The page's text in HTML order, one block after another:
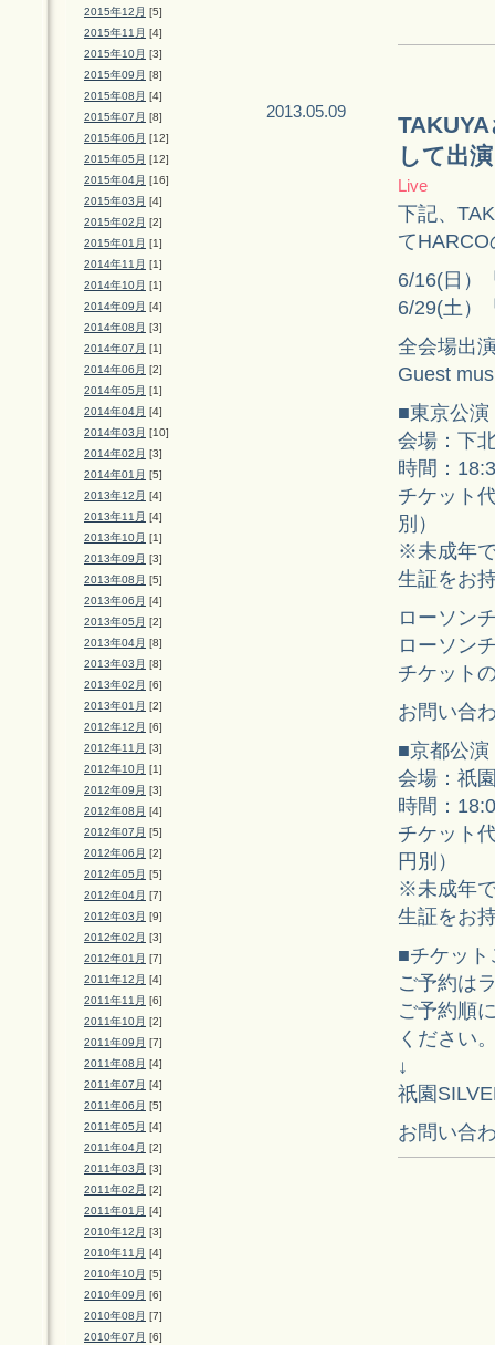
2015年12月 [5]
2015年11月 [4]
2015年10月 [3]
2015年09月 [8]
2015年08月 [4]
2015年07月 [8]
2015年06月 [12]
2015年05月 [12]
2015年04月 [16]
2015年03月 [4]
2015年02月 [2]
2015年01月 [1]
2014年11月 [1]
2014年10月 [1]
2014年09月 [4]
2014年08月 [3]
2014年07月 [1]
2014年06月 [2]
2014年05月 [1]
2014年04月 [4]
2014年03月 [10]
2014年02月 [3]
2014年01月 [5]
2013年12月 [4]
2013年11月 [4]
2013年10月 [1]
2013年09月 [3]
2013年08月 [5]
2013年06月 [4]
2013年05月 [2]
2013年04月 [8]
2013年03月 [8]
2013年02月 [6]
2013年01月 [2]
2012年12月 [6]
2012年11月 [3]
2012年10月 [1]
2012年09月 [3]
2012年08月 [4]
2012年07月 [5]
2012年06月 [2]
2012年05月 [5]
2012年04月 [7]
2012年03月 [9]
2012年02月 [3]
2012年01月 [7]
2011年12月 [4]
2011年11月 [6]
2011年10月 [2]
2011年09月 [7]
2011年08月 [4]
2011年07月 [4]
2011年06月 [5]
2011年05月 [4]
2011年04月 [2]
2011年03月 [3]
2011年02月 [2]
2011年01月 [4]
2010年12月 [3]
2010年11月 [4]
2010年10月 [5]
2010年09月 [6]
2010年08月 [7]
2010年07月 [6]
2013.05.09
して出演
Live
下記、
て
6/16(日）
6/29(土）
全会場出
Guest
■東京公演
会場：下
時間：
チケット
別）
※未成年
生証をお
ローソン
ローソン
チケット
お問い合
■京都公演
会場：祇
時間：
チケット
円別）
※未成年
生証をお
■チケッ
ご予約は
ご予約順
ください
↓
祇園
お問い合